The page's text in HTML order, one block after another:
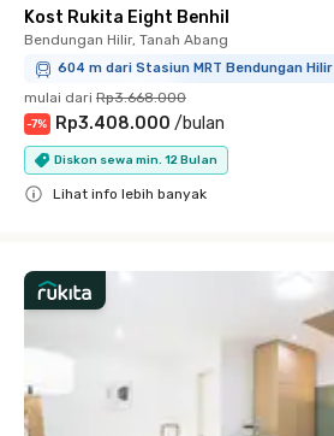
Kost Rukita Eight Benhil
Bendungan Hilir, Tanah Abang
604 m dari Stasiun MRT Bendungan Hilir
mulai dari Rp3.668.000
-7% Rp3.408.000 /bulan
Diskon sewa min. 12 Bulan
Lihat info lebih banyak